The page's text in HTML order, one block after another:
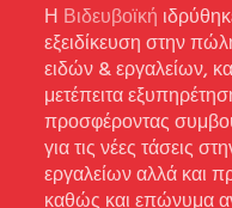
Η Βιδευβοϊκή
εξειδίκευση στην
ειδών & εργαλείων,
μετέπειτα
προσφέροντας
για τις νέες τάσεις
εργαλείων αλλά και
καθώς και επώνυμα